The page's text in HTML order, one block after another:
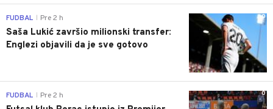
0
FUDBAL Pre 2 h
Saša Lukić završio milionski transfer:
Englezi objavili da je sve gotovo
0
FUDBAL Pre 2 h